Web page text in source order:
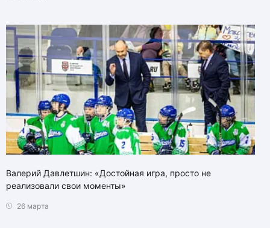
Валерий Давлетшин: «Достойная игра, просто не
реализовали свои моменты»
26 марта